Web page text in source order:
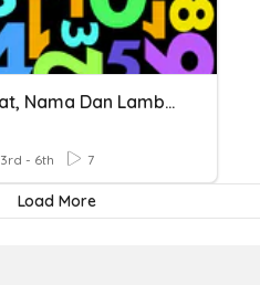
Nilai Tempat, Nama Dan Lambang Bilangan
3rd - 6th 7
Load More